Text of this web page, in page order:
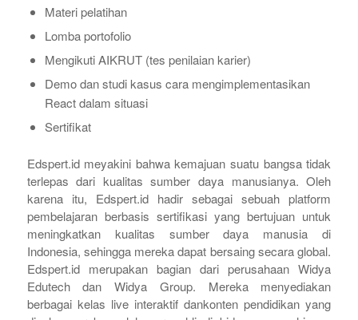
Materi pelatihan
Lomba portofolio
Mengikuti AIKRUT (tes penilaian karier)
Demo dan studi kasus cara mengimplementasikan
React dalam situasi
Sertifikat
Edspert.id meyakini bahwa kemajuan suatu bangsa tidak
terlepas dari kualitas sumber daya manusianya. Oleh
karena itu, Edspert.id hadir sebagai sebuah platform
pembelajaran berbasis sertifikasi yang bertujuan untuk
meningkatkan kualitas sumber daya manusia di
Indonesia, sehingga mereka dapat bersaing secara global.
Edspert.id merupakan bagian dari perusahaan Widya
Edutech dan Widya Group. Mereka menyediakan
berbagai kelas live interaktif dankonten pendidikan yang